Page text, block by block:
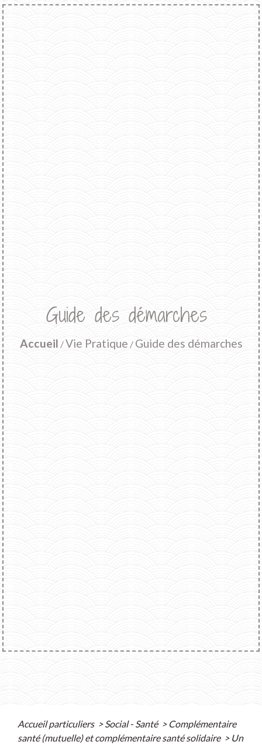
Guide des démarches
Accueil /Vie Pratique / Guide des démarches
Accueil particuliers > Social - Santé > Complémentaire
santé (mutuelle) et complémentaire santé solidaire > Un